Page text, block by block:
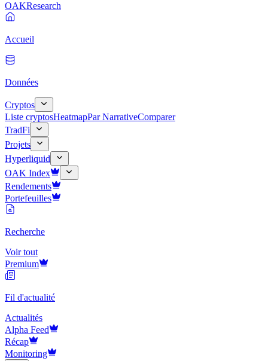
OAKResearch
Accueil
Données
Cryptos
Liste cryptosHeatmapPar NarrativeComparer
TradFi
Projets
Hyperliquid
OAK Index
Rendements
Portefeuilles
Recherche
Voir tout
Premium
Fil d'actualité
Actualités
Alpha Feed
Récap
Monitoring